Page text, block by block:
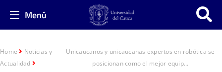
Menú
Home
Noticias y
Actualidad
Unicaucanos y unicaucanas expertos en robótica se
posicionan como el mejor equip...